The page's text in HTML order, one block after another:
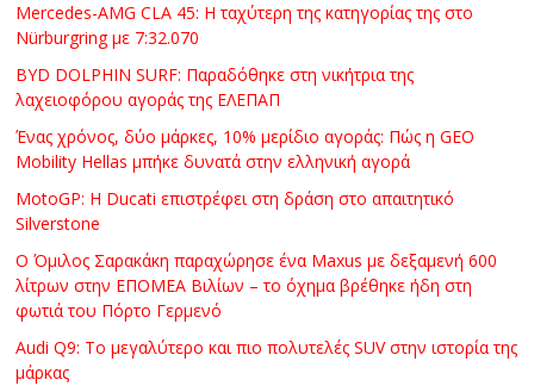
&
M
O
R
E
Mercedes-AMG CLA 45: Η ταχύτερη της κατηγορίας της στο
Nürburgring με 7:32.070
BYD DOLPHIN SURF: Παραδόθηκε στη νικήτρια της
λαχειοφόρου αγοράς της ΕΛΕΠΑΠ
Ένας χρόνος, δύο μάρκες, 10% μερίδιο αγοράς: Πώς η GEO
Mobility Hellas μπήκε δυνατά στην ελληνική αγορά
MotoGP: Η Ducati επιστρέφει στη δράση στο απαιτητικό
Silverstone
Ο Όμιλος Σαρακάκη παραχώρησε ένα Maxus με δεξαμενή 600
λίτρων στην ΕΠΟΜΕΑ Βιλίων – το όχημα βρέθηκε ήδη στη
φωτιά του Πόρτο Γερμενό
Audi Q9: Το μεγαλύτερο και πιο πολυτελές SUV στην ιστορία της
μάρκας